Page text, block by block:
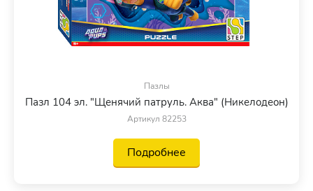
Пазлы
Пазл 104 эл. "Щенячий патруль. Аква" (Никелодеон)
Артикул 82253
Подробнее